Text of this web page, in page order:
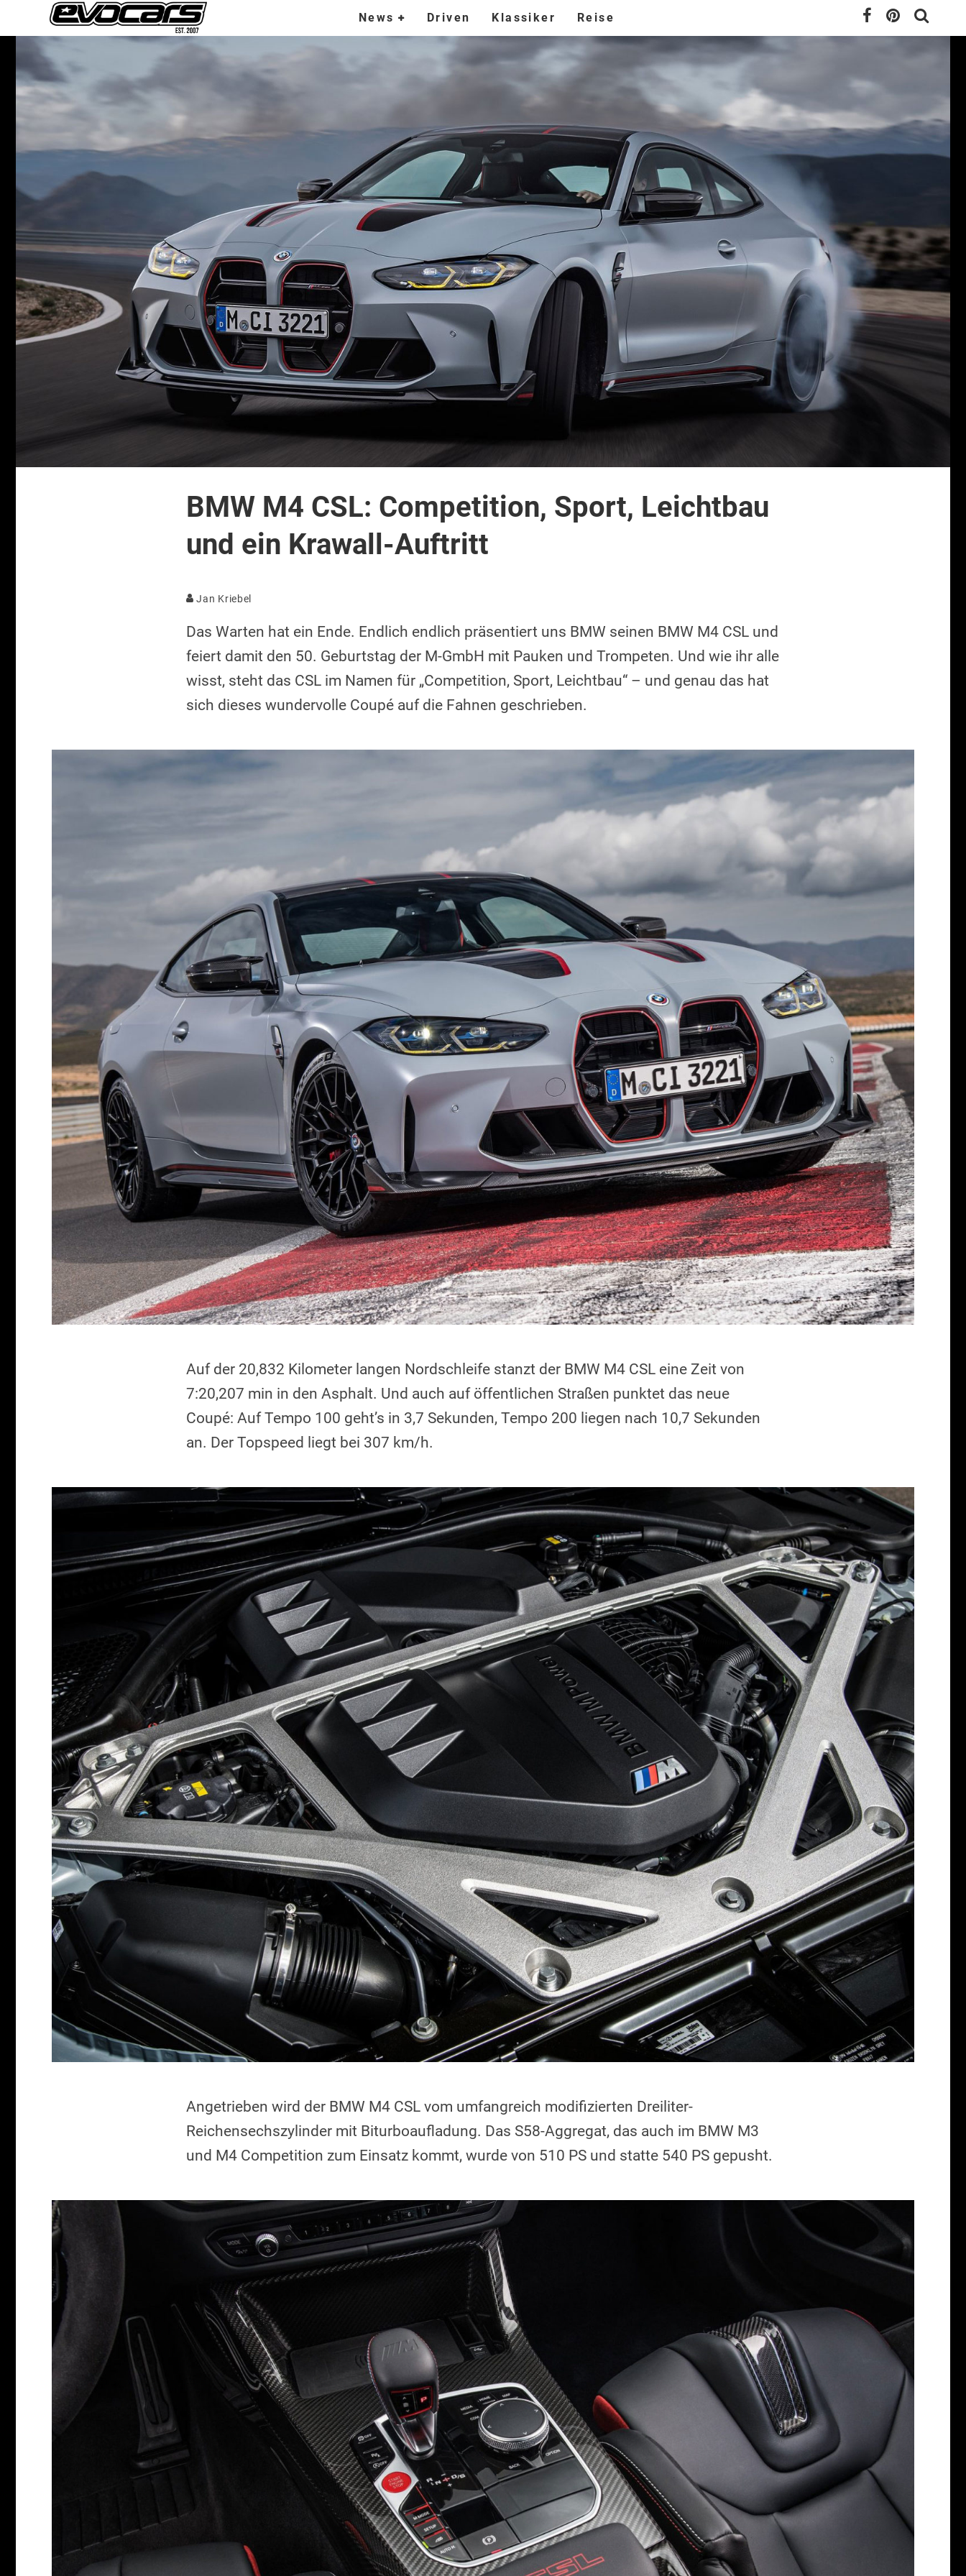
News Driven Klassiker Reise
BMW M4 CSL: Competition, Sport, Leichtbau
und ein Krawall-Auftritt
Jan Kriebel
Das Warten hat ein Ende. Endlich endlich präsentiert uns BMW seinen BMW M4 CSL und
feiert damit den 50. Geburtstag der M-GmbH mit Pauken und Trompeten. Und wie ihr alle
wisst, steht das CSL im Namen für „Competition, Sport, Leichtbau“ – und genau das hat
sich dieses wundervolle Coupé auf die Fahnen geschrieben.
Auf der 20,832 Kilometer langen Nordschleife stanzt der BMW M4 CSL eine Zeit von
7:20,207 min in den Asphalt. Und auch auf öffentlichen Straßen punktet das neue
Coupé: Auf Tempo 100 geht’s in 3,7 Sekunden, Tempo 200 liegen nach 10,7 Sekunden
an. Der Topspeed liegt bei 307 km/h.
Angetrieben wird der BMW M4 CSL vom umfangreich modifizierten Dreiliter-
Reichensechszylinder mit Biturboaufladung. Das S58-Aggregat, das auch im BMW M3
und M4 Competition zum Einsatz kommt, wurde von 510 PS und statte 540 PS gepusht.